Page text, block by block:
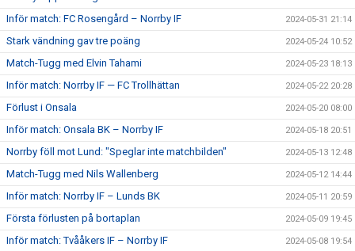
Inför match: FC Rosengård – Norrby IF 2024-05-31 21:14
Stark vändning gav tre poäng 2024-05-24 10:52
Match-Tugg med Elvin Tahami 2024-05-23 18:13
Inför match: Norrby IF — FC Trollhättan 2024-05-22 20:28
Förlust i Onsala 2024-05-20 08:00
Inför match: Onsala BK – Norrby IF 2024-05-18 20:51
Norrby föll mot Lund: "Speglar inte matchbilden" 2024-05-13 12:48
Match-Tugg med Nils Wallenberg 2024-05-12 14:44
Inför match: Norrby IF – Lunds BK 2024-05-11 20:59
Första förlusten på bortaplan 2024-05-09 19:45
Inför match: Tvååkers IF – Norrby IF 2024-05-08 19:54